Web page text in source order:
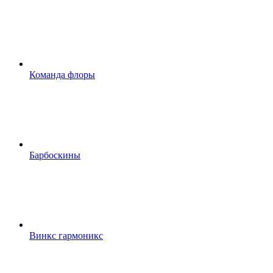
Команда флоры
Барбоскины
Винкс гармоникс